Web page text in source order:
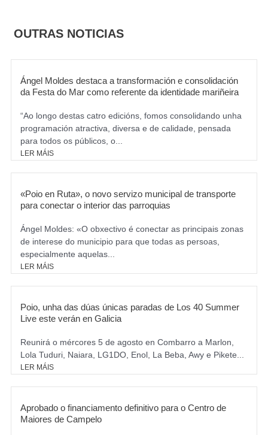
o
o
m
OUTRAS NOTICIAS
Ángel Moldes destaca a transformación e consolidación
da Festa do Mar como referente da identidade mariñeira
“Ao longo destas catro edicións, fomos consolidando unha
programación atractiva, diversa e de calidade, pensada
para todos os públicos, o...
LER MÁIS
«Poio en Ruta», o novo servizo municipal de transporte
para conectar o interior das parroquias
Ángel Moldes: «O obxectivo é conectar as principais zonas
de interese do municipio para que todas as persoas,
especialmente aquelas...
LER MÁIS
Poio, unha das dúas únicas paradas de Los 40 Summer
Live este verán en Galicia
Reunirá o mércores 5 de agosto en Combarro a Marlon,
Lola Tuduri, Naiara, LG1DO, Enol, La Beba, Awy e Pikete...
LER MÁIS
Aprobado o financiamento definitivo para o Centro de
Maiores de Campelo